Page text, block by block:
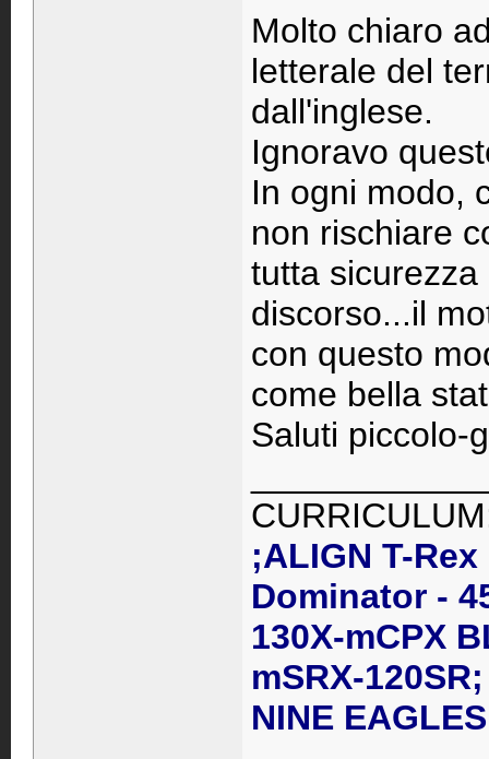
Molto chiaro
letterale del
dall'inglese.
Ignoravo
In ogni modo,
non rischiare
tutta
discorso...il
con questo
come bella
Saluti piccolo-
;ALIGN T-Rex
Dominator -
130X-mCPX
mSRX-
NINE